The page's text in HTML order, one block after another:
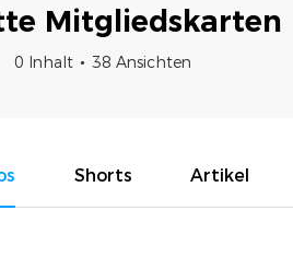
Mitgliedskarten
0 Inhalt 38 Ansichten
Shorts Artikel